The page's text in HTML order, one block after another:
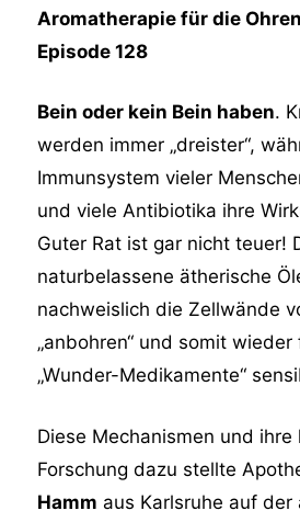
Aromatherapie für die
Episode 128
Bein oder kein Bein haben.
werden immer „dreister“,
Immunsystem vieler
und viele Antibiotika ihre
Guter Rat ist gar nicht teuer!
naturbelassene ätherische
nachweislich die Zellwände
„anbohren“ und somit
„Wunder-Medikamente“
Diese Mechanismen und ihre
Forschung dazu stellte
Hamm aus Karlsruhe auf der